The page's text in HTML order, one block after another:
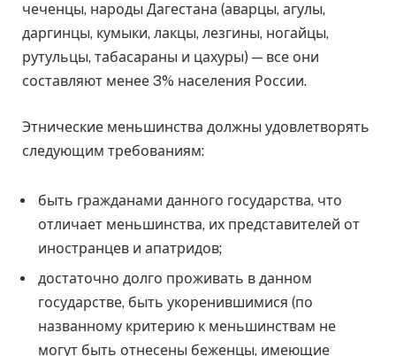
чеченцы, народы Дагестана (аварцы, агулы,
даргинцы, кумыки, лакцы, лезгины, ногайцы,
рутульцы, табасараны и цахуры) — все они
составляют менее 3% населения России.
Этнические меньшинства должны удовлетворять
следующим требованиям:
быть гражданами данного государства, что
отличает меньшинства, их представителей от
иностранцев и апатридов;
достаточно долго проживать в данном
государстве, быть укоренившимися (по
названному критерию к меньшинствам не
могут быть отнесены беженцы, имеющие